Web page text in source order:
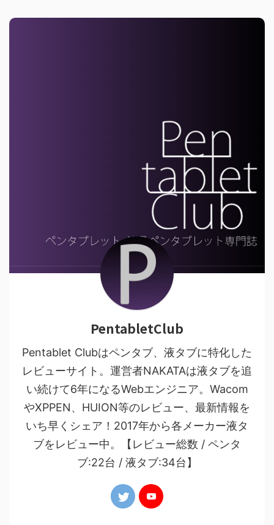
PentabletClub
Pentablet Clubはペンタブ、液タブに特化した
レビューサイト。運営者NAKATAは液タブを追
い続けて6年になるWebエンジニア。Wacom
やXPPEN、HUION等のレビュー、最新情報を
いち早くシェア！2017年から各メーカー液タ
ブをレビュー中。【レビュー総数 / ペンタ
ブ:22台 / 液タブ:34台】